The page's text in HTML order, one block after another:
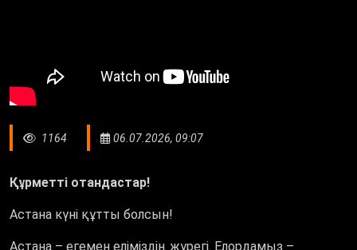
1164 06.07.2026, 09:07
Құрметті отандастар!
Астана күні құтты болсын!
Астана – егемен еліміздің жүрегі. Елордамыз –